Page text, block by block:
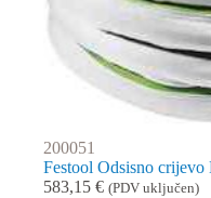
200051
Festool Odsisno
583,15 € (PDV uključen)